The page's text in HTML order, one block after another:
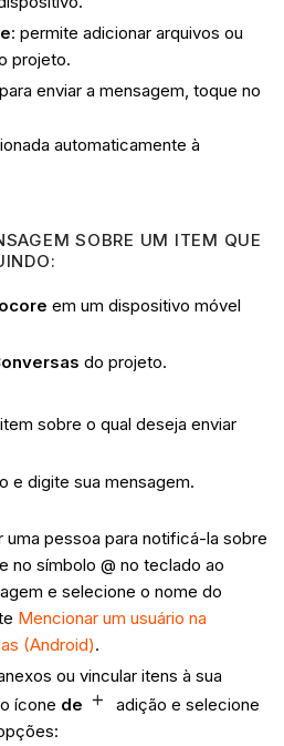
: permite adicionar arquivos ou
projeto.
enviar a mensagem, toque no
automaticamente à
SOBRE UM ITEM QUE
em um dispositivo móvel
do projeto.
sobre o qual deseja enviar
e digite sua mensagem.
uma pessoa para notificá-la sobre
no símbolo @ no teclado ao
e selecione o nome do
Mencionar um usuário na
(Android).
ou vincular itens à sua
ícone de
adição e selecione